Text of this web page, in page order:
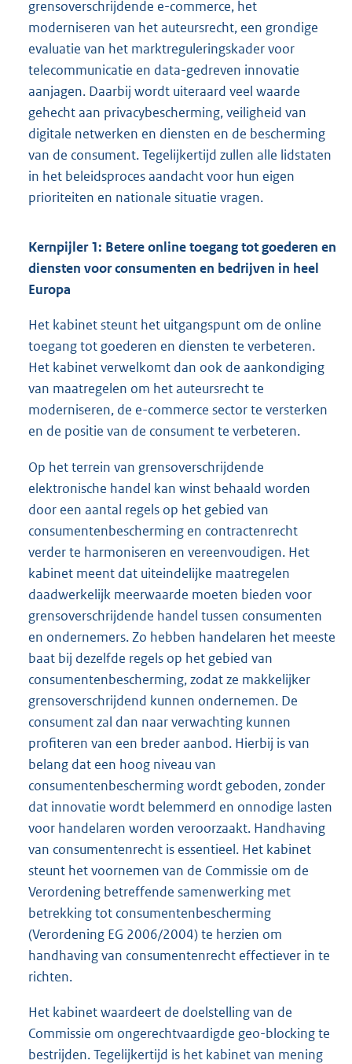
grensoverschrijdende e-commerce, het
moderniseren van het auteursrecht, een grondige
evaluatie van het marktreguleringskader voor
telecommunicatie en data-gedreven innovatie
aanjagen. Daarbij wordt uiteraard veel waarde
gehecht aan privacybescherming, veiligheid van
digitale netwerken en diensten en de bescherming
van de consument. Tegelijkertijd zullen alle lidstaten
in het beleidsproces aandacht voor hun eigen
prioriteiten en nationale situatie vragen.
Kernpijler 1: Betere online toegang tot goederen en
diensten voor consumenten en bedrijven in heel
Europa
Het kabinet steunt het uitgangspunt om de online
toegang tot goederen en diensten te verbeteren.
Het kabinet verwelkomt dan ook de aankondiging
van maatregelen om het auteursrecht te
moderniseren, de e-commerce sector te versterken
en de positie van de consument te verbeteren.
Op het terrein van grensoverschrijdende
elektronische handel kan winst behaald worden
door een aantal regels op het gebied van
consumentenbescherming en contractenrecht
verder te harmoniseren en vereenvoudigen. Het
kabinet meent dat uiteindelijke maatregelen
daadwerkelijk meerwaarde moeten bieden voor
grensoverschrijdende handel tussen consumenten
en ondernemers. Zo hebben handelaren het meeste
baat bij dezelfde regels op het gebied van
consumentenbescherming, zodat ze makkelijker
grensoverschrijdend kunnen ondernemen. De
consument zal dan naar verwachting kunnen
profiteren van een breder aanbod. Hierbij is van
belang dat een hoog niveau van
consumentenbescherming wordt geboden, zonder
dat innovatie wordt belemmerd en onnodige lasten
voor handelaren worden veroorzaakt. Handhaving
van consumentenrecht is essentieel. Het kabinet
steunt het voornemen van de Commissie om de
Verordening betreffende samenwerking met
betrekking tot consumentenbescherming
(Verordening EG 2006/2004) te herzien om
handhaving van consumentenrecht effectiever in te
richten.
Het kabinet waardeert de doelstelling van de
Commissie om ongerechtvaardigde geo-blocking te
bestrijden. Tegelijkertijd is het kabinet van mening